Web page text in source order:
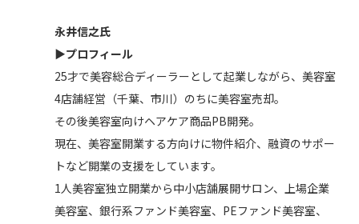
永井信之氏
▶︎プロフィール
25才で美容総合ディーラーとして起業しながら、美容室
4店舗経営（千葉、市川）のちに美容室売却。
その後美容室向けヘアケア商品PB開発。
現在、美容室開業する方向けに物件紹介、融資のサポー
トなど開業の支援をしています。
1人美容室独立開業から中小店舗展開サロン、上場企業
美容室、銀行系ファンド美容室、PEファンド美容室、